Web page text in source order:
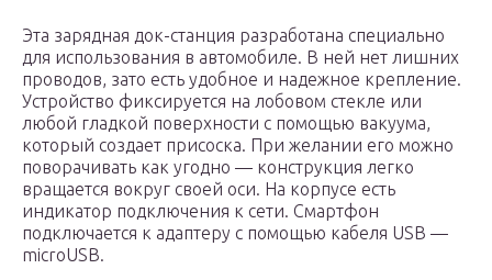
Эта зарядная док-станция разработана специально
для использования в автомобиле. В ней нет лишних
проводов, зато есть удобное и надежное крепление.
Устройство фиксируется на лобовом стекле или
любой гладкой поверхности с помощью вакуума,
который создает присоска. При желании его можно
поворачивать как угодно — конструкция легко
вращается вокруг своей оси. На корпусе есть
индикатор подключения к сети. Смартфон
подключается к адаптеру с помощью кабеля USB —
microUSB.